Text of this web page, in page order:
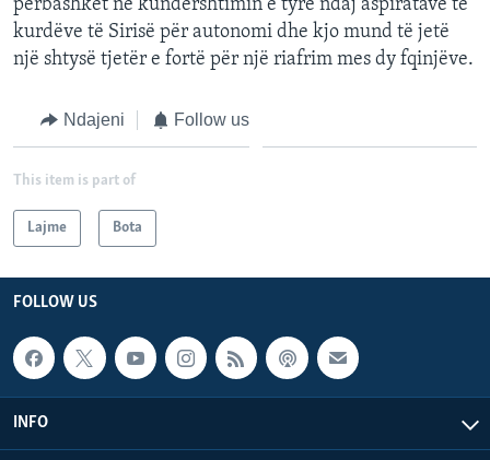
përbashkët në kundërshtimin e tyre ndaj aspiratave të
kurdëve të Sirisë për autonomi dhe kjo mund të jetë
një shtysë tjetër e fortë për një riafrim mes dy fqinjëve.
Ndajeni Follow us
This item is part of
Lajme Bota
FOLLOW US
INFO